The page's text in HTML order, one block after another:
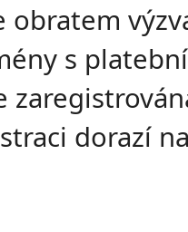
obratem
s
dorazí